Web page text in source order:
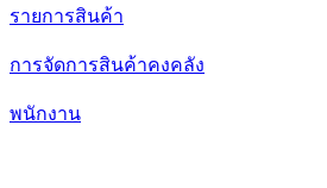
รายการสินค้า
การจัดการสินค้าคงคลัง
พนักงาน